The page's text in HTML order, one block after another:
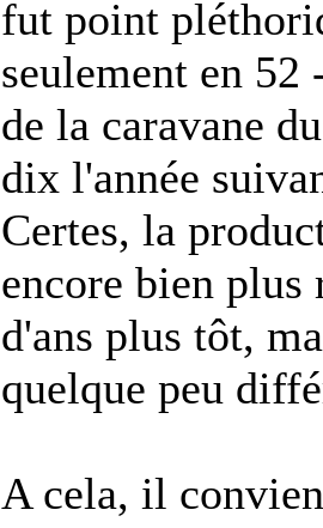
fut point
seulement en
de la caravane
dix l'année
Certes, la
encore bien plus
d'ans plus tôt,
quelque peu
A cela, il